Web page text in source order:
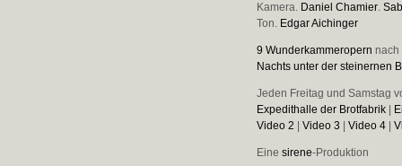
Kamera. Daniel Chamier.
Ton. Edgar Aichinger
9 Wunderkammeropern
Nachts unter der steinernen
Jeden Freitag und Samstag
Expedithalle der Brotfabrik
Video 2
|Video 3 |Video 4 |
Einesirene-Produktion